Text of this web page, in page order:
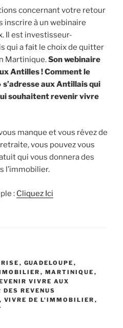
concernant votre retour
inscrire à un webinaire
Il est investisseur-
qui a fait le choix de quitter
Martinique.Son webinaire
Antilles ! Comment le
aux Antillais qui
souhaitent revenir vivre
manque et vous rêvez de
vous pouvez vous
qui vous donnera des
l’immobilier.
: Cliquez Ici
, GUADELOUPE ,
, MARTINIQUE ,
VIVRE AUX
DES REVENUS
, VIVRE DE L'IMMOBILIER ,